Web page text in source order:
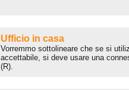
Ufficio in casa
Vorremmo sottolineare che se si
accettabile, si deve usare una
(R).